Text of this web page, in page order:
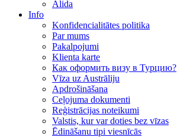
Alida
Info
Konfidencialitātes politika
Par mums
Рakalpojumi
Klienta karte
Как оформить визу в Турцию?
Vīza uz Austrāliju
Apdrošināšana
Ceļojuma dokumenti
Reģistrācijas noteikumi
Valstis, kur var doties bez vīzas
Ēdināšanu tipi viesnīcās